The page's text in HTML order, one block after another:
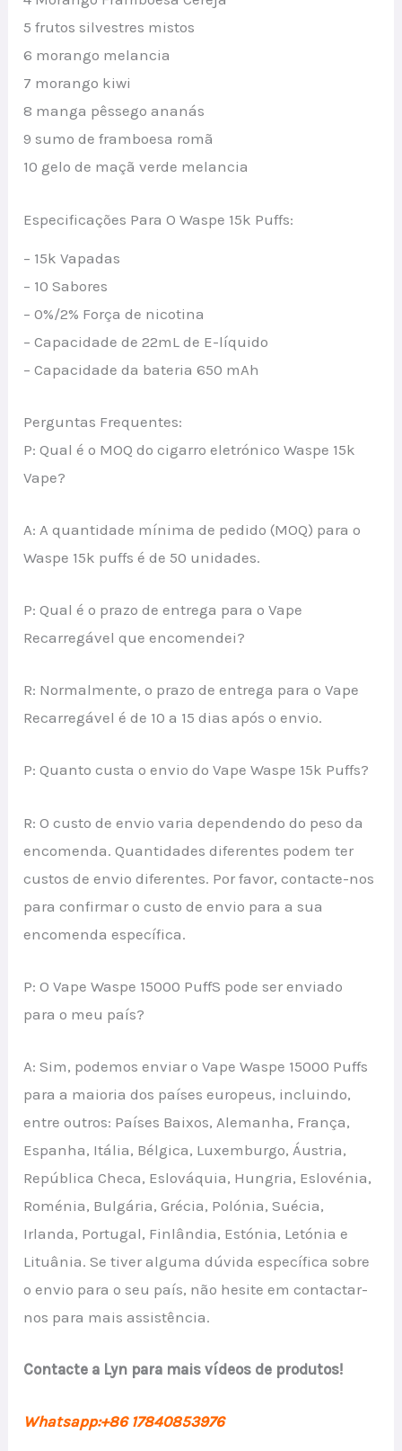
5 frutos silvestres mistos
6 morango melancia
7 morango kiwi
8 manga pêssego ananás
9 sumo de framboesa romã
10 gelo de maçã verde melancia
Especificações Para O Waspe 15k Puffs:
– 15k Vapadas
– 10 Sabores
– 0%/2% Força de nicotina
– Capacidade de 22mL de E-líquido
– Capacidade da bateria 650 mAh
Perguntas Frequentes:
P: Qual é o MOQ do cigarro eletrónico Waspe 15k
Vape?
A: A quantidade mínima de pedido (MOQ) para o
Waspe 15k puffs é de 50 unidades.
P: Qual é o prazo de entrega para o Vape
Recarregável que encomendei?
R: Normalmente, o prazo de entrega para o Vape
Recarregável é de 10 a 15 dias após o envio.
P: Quanto custa o envio do Vape Waspe 15k Puffs?
R: O custo de envio varia dependendo do peso da
encomenda. Quantidades diferentes podem ter
custos de envio diferentes. Por favor, contacte-nos
para confirmar o custo de envio para a sua
encomenda específica.
P: O Vape Waspe 15000 PuffS pode ser enviado
para o meu país?
A: Sim, podemos enviar o Vape Waspe 15000 Puffs
para a maioria dos países europeus, incluindo,
entre outros: Países Baixos, Alemanha, França,
Espanha, Itália, Bélgica, Luxemburgo, Áustria,
República Checa, Eslováquia, Hungria, Eslovénia,
Roménia, Bulgária, Grécia, Polónia, Suécia,
Irlanda, Portugal, Finlândia, Estónia, Letónia e
Lituânia. Se tiver alguma dúvida específica sobre
o envio para o seu país, não hesite em contactar-
nos para mais assistência.
Contacte a Lyn para mais vídeos de produtos!
Whatsapp:+86 17840853976